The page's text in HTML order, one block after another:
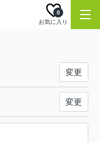
お気に入り
0
変更
変更